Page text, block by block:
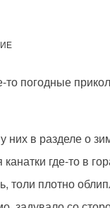
то погодные
них в разделе о
где-то в
толи плотно